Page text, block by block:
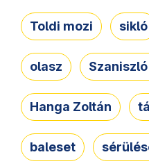
Toldi mozi sikló
olasz
Hanga Zoltán
baleset